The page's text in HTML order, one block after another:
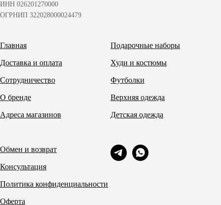
ИНН 026201270000
ОГРНИП 322028000024479
Главная
Доставка и оплата
Сотрудничество
О бренде
Адреса магазинов
Подарочные наборы
Худи и костюмы
Футболки
Верхняя одежда
Детская одежда
Обмен и возврат
Консультация
Политика конфиденциальности
Оферта